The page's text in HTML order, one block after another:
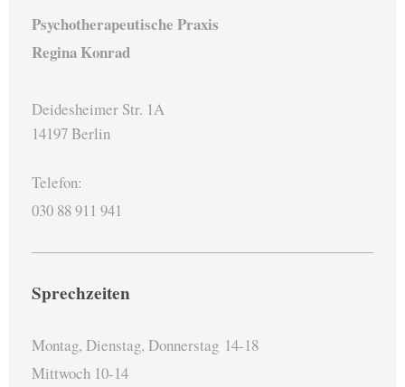
Psychotherapeutische Praxis
Regina Konrad
Deidesheimer Str. 1A
14197 Berlin
Telefon:
030 88 911 941
Sprechzeiten
Montag, Dienstag, Donnerstag 14-18
Mittwoch 10-14